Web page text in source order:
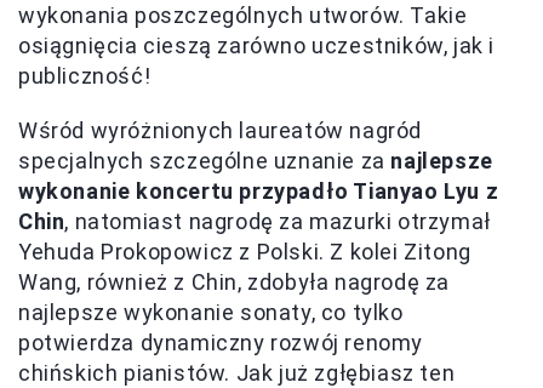
wykonania poszczególnych utworów. Takie
osiągnięcia cieszą zarówno uczestników, jak i
publiczność!
Wśród wyróżnionych laureatów nagród
specjalnych szczególne uznanie za najlepsze
wykonanie koncertu przypadło Tianyao Lyu z
Chin, natomiast nagrodę za mazurki otrzymał
Yehuda Prokopowicz z Polski. Z kolei Zitong
Wang, również z Chin, zdobyła nagrodę za
najlepsze wykonanie sonaty, co tylko
potwierdza dynamiczny rozwój renomy
chińskich pianistów. Jak już zgłębiasz ten